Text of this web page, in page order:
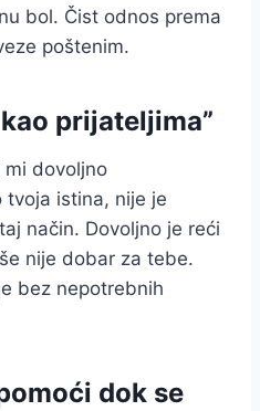
bol. Čist odnos prema
poštenim.
prijateljima”
mi dovoljno
tvoja istina, nije je
način. Dovoljno je reći
nije dobar za tebe.
bez nepotrebnih
dok se